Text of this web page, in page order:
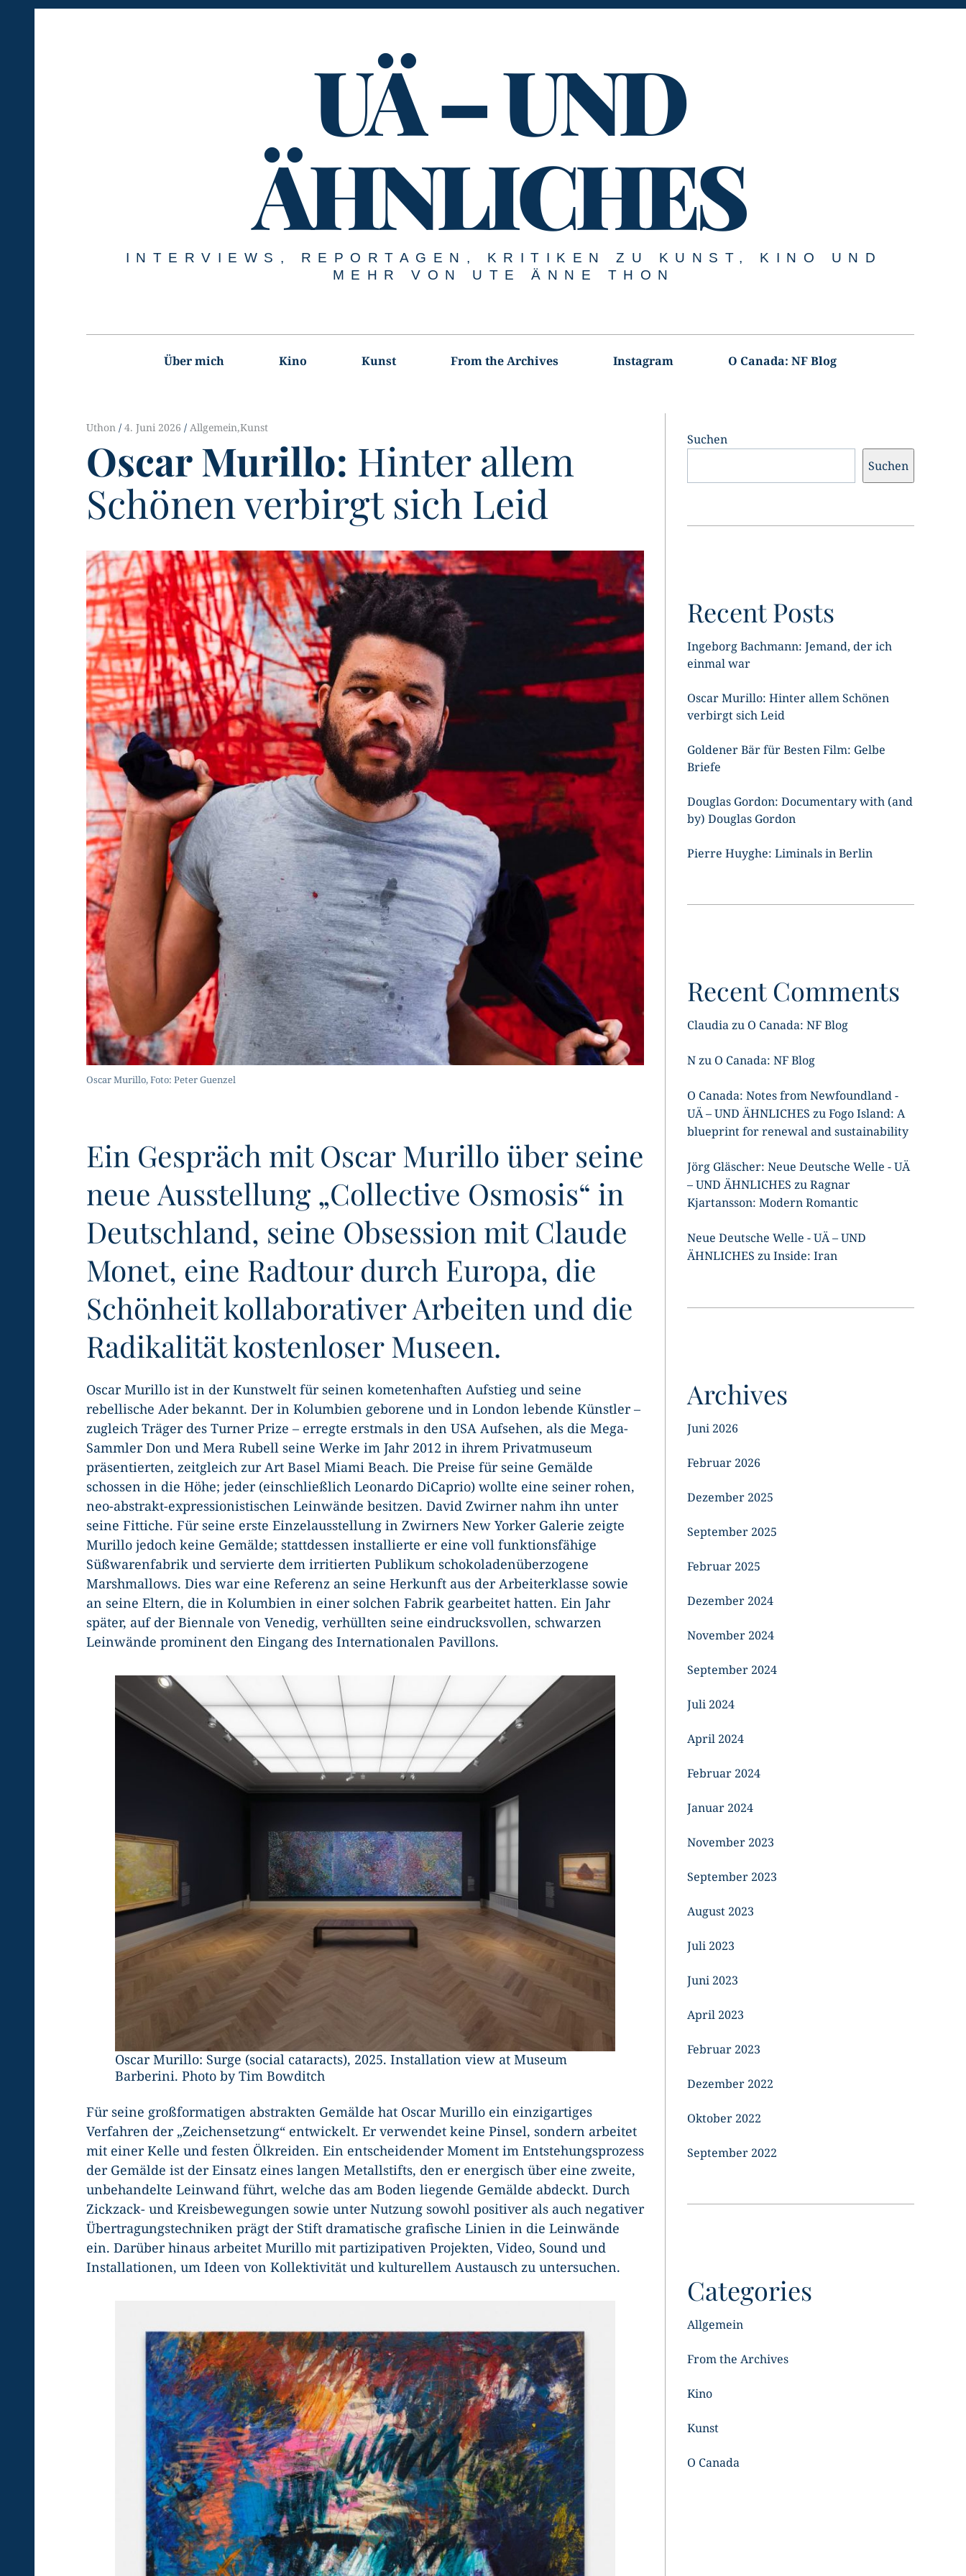
UÄ – UND
ÄHNLICHES
INTERVIEWS, REPORTAGEN, KRITIKEN ZU KUNST, KINO UND
MEHR VON UTE ÄNNE THON
Über mich Kino Kunst From the Archives Instagram O Canada: NF Blog
Uthon 4. Juni 2026 Allgemein,Kunst
Oscar Murillo: Hinter allem
Schönen verbirgt sich Leid
Oscar Murillo, Foto: Peter Guenzel
Ein Gespräch mit Oscar Murillo über seine
neue Ausstellung „Collective Osmosis“ in
Deutschland, seine Obsession mit Claude
Monet, eine Radtour durch Europa, die
Schönheit kollaborativer Arbeiten und die
Radikalität kostenloser Museen.
Oscar Murillo ist in der Kunstwelt für seinen kometenhaften Aufstieg und seine
rebellische Ader bekannt. Der in Kolumbien geborene und in London lebende Künstler –
zugleich Träger des Turner Prize – erregte erstmals in den USA Aufsehen, als die Mega-
Sammler Don und Mera Rubell seine Werke im Jahr 2012 in ihrem Privatmuseum
präsentierten, zeitgleich zur Art Basel Miami Beach. Die Preise für seine Gemälde
schossen in die Höhe; jeder (einschließlich Leonardo DiCaprio) wollte eine seiner rohen,
neo-abstrakt-expressionistischen Leinwände besitzen. David Zwirner nahm ihn unter
seine Fittiche. Für seine erste Einzelausstellung in Zwirners New Yorker Galerie zeigte
Murillo jedoch keine Gemälde; stattdessen installierte er eine voll funktionsfähige
Süßwarenfabrik und servierte dem irritierten Publikum schokoladenüberzogene
Marshmallows. Dies war eine Referenz an seine Herkunft aus der Arbeiterklasse sowie
an seine Eltern, die in Kolumbien in einer solchen Fabrik gearbeitet hatten. Ein Jahr
später, auf der Biennale von Venedig, verhüllten seine eindrucksvollen, schwarzen
Leinwände prominent den Eingang des Internationalen Pavillons.
Oscar Murillo: Surge (social cataracts), 2025. Installation view at Museum
Barberini. Photo by Tim Bowditch
Für seine großformatigen abstrakten Gemälde hat Oscar Murillo ein einzigartiges
Verfahren der „Zeichensetzung“ entwickelt. Er verwendet keine Pinsel, sondern arbeitet
mit einer Kelle und festen Ölkreiden. Ein entscheidender Moment im Entstehungsprozess
der Gemälde ist der Einsatz eines langen Metallstifts, den er energisch über eine zweite,
unbehandelte Leinwand führt, welche das am Boden liegende Gemälde abdeckt. Durch
Zickzack- und Kreisbewegungen sowie unter Nutzung sowohl positiver als auch negativer
Übertragungstechniken prägt der Stift dramatische grafische Linien in die Leinwände
ein. Darüber hinaus arbeitet Murillo mit partizipativen Projekten, Video, Sound und
Installationen, um Ideen von Kollektivität und kulturellem Austausch zu untersuchen.
Suchen
Suchen
Recent Posts
Ingeborg Bachmann: Jemand, der ich
einmal war
Oscar Murillo: Hinter allem Schönen
verbirgt sich Leid
Goldener Bär für Besten Film: Gelbe
Briefe
Douglas Gordon: Documentary with (and
by) Douglas Gordon
Pierre Huyghe: Liminals in Berlin
Recent Comments
Claudiazu O Canada: NF Blog
Nzu O Canada: NF Blog
O Canada: Notes from Newfoundland -
UÄ – UND ÄHNLICHES zuFogo Island: A
blueprint for renewal and sustainability
Jörg Gläscher: Neue Deutsche Welle - UÄ
– UND ÄHNLICHES zuRagnar
Kjartansson: Modern Romantic
Neue Deutsche Welle - UÄ – UND
ÄHNLICHES zuInside: Iran
Archives
Juni 2026
Februar 2026
Dezember 2025
September 2025
Februar 2025
Dezember 2024
November 2024
September 2024
Juli 2024
April 2024
Februar 2024
Januar 2024
November 2023
September 2023
August 2023
Juli 2023
Juni 2023
April 2023
Februar 2023
Dezember 2022
Oktober 2022
September 2022
Categories
Allgemein
From the Archives
Kino
Kunst
O Canada